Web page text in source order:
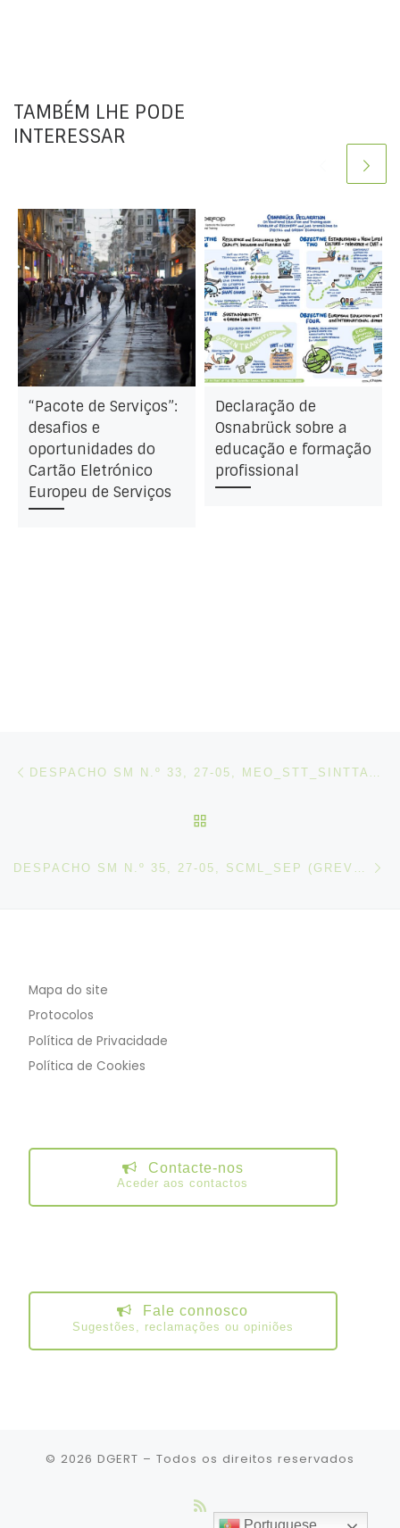
TAMBÉM LHE PODE
INTERESSAR
“Pacote de Serviços”:
desafios e
oportunidades do
Cartão Eletrónico
Europeu de Serviços
Declaração de
Osnabrück sobre a
educação e formação
profissional
Post navigation
Mapa do site
Protocolos
Política de Privacidade
Política de Cookies
Contacte-nos
Aceder aos contactos
Fale connosco
Sugestões, reclamações ou opiniões
© 2026 DGERT – Todos os direitos reservados